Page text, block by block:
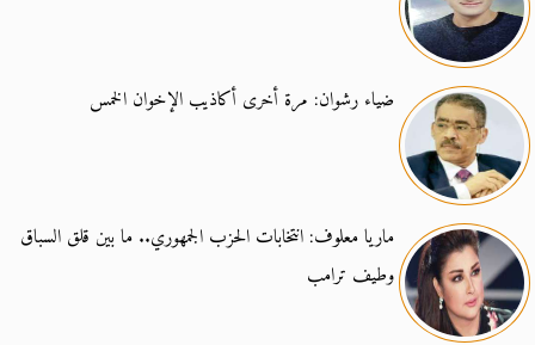
ضياء رشوان: مرة أخرى أكاذيب الإخوان الخمس
ماريا معلوف: انتخابات الحزب الجمهوري.. ما بين قلق السباق
وطيف ترامب